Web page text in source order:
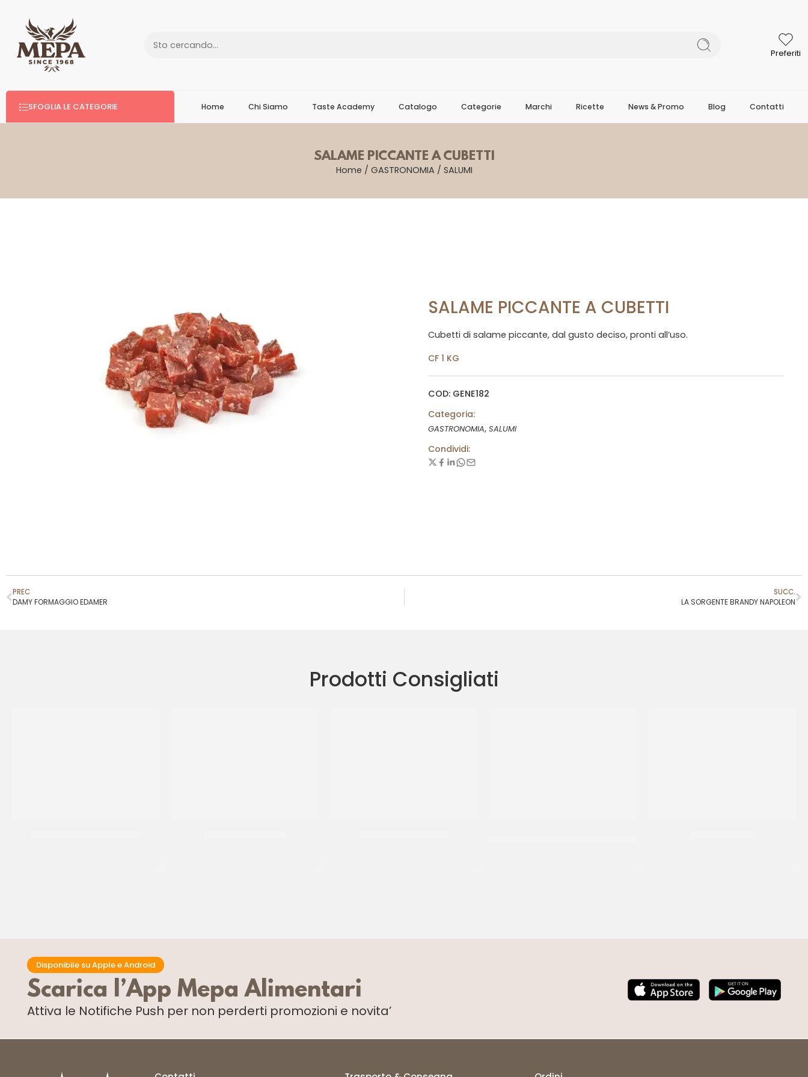
Preferiti
SFOGLIA LE CATEGORIE Home Chi Siamo Taste Academy Catalogo Categorie Marchi Ricette News & Promo Blog Contatti
SALAME PICCANTE A CUBETTI
Home / GASTRONOMIA / SALUMI
SALAME PICCANTE A CUBETTI
Cubetti di salame piccante, dal gusto deciso, pronti all’uso.
CF 1 KG
COD: GENE182
Categoria:
GASTRONOMIA, SALUMI
Condividi:
PREC
DAMY FORMAGGIO EDAMER
SUCC.
LA SORGENTE BRANDY NAPOLEON
Prodotti Consigliati
Disponibile su Apple e Android
Scarica l’App Mepa Alimentari
Attiva le Notifiche Push per non perderti promozioni e novita’